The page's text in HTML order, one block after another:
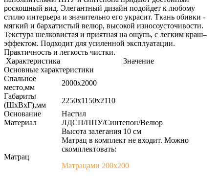
роскошный вид. Элегантный дизайн подойдет к любому
стилю интерьера и значительно его украсит. Ткань обивки -
мягкий и бархатистый велюр, высокой износоусточивости.
Текстура шелковистая и приятная на ощупь, с легким краш–
эффектом. Подходит для усиленной эксплуатации.
Практичность и легкость чистки.
Характеристика
Значение
Основные характеристики
Спальное
место,мм
2000х2000
Габариты
(ШхВхГ),мм
2250х1150х2110
Основание
Настил
Материал
ЛДСП/ППУ/Синтепон/Велюр
Матрац
Высота залегания 10 см
Матрац в комплект не входит. Можно
скомплектовать:
Матрацами 200х200